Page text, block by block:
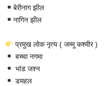
बेरीनाग झील
नागिन झील
प्रमुख लोक नृत्य ( जम्मू कश्मीर )
बच्चा नगमा
भांड जश्न
डमहल